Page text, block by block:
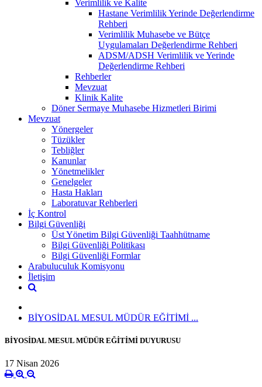
Verimlilik ve Kalite
Hastane Verimlilik Yerinde Değerlendirme
Rehberi
Verimlilik Muhasebe ve Bütçe
Uygulamaları Değerlendirme Rehberi
ADSM/ADSH Verimlilik ve Yerinde
Değerlendirme Rehberi
Rehberler
Mevzuat
Klinik Kalite
Döner Sermaye Muhasebe Hizmetleri Birimi
Mevzuat
Yönergeler
Tüzükler
Tebliğler
Kanunlar
Yönetmelikler
Genelgeler
Hasta Hakları
Laboratuvar Rehberleri
İç Kontrol
Bilgi Güvenliği
Üst Yönetim Bilgi Güvenliği Taahhütname
Bilgi Güvenliği Politikası
Bilgi Güvenliği Formlar
Arabuluculuk Komisyonu
İletişim
BİYOSİDAL MESUL MÜDÜR EĞİTİMİ ...
BİYOSİDAL MESUL MÜDÜR EĞİTİMİ DUYURUSU
17 Nisan 2026